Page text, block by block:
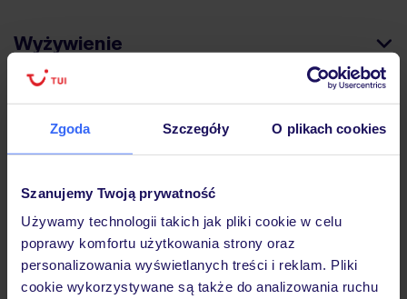
Zgoda Szczegóły O plikach cookies
Szanujemy Twoją prywatność
Używamy technologii takich jak pliki cookie w celu
poprawy komfortu użytkowania strony oraz
personalizowania wyświetlanych treści i reklam. Pliki
cookie wykorzystywane są także do analizowania ruchu
Wyżywienie
Atrakcje
Często zadawane pytania
Jak zmienić uczestników/osobę zgłaszającą?